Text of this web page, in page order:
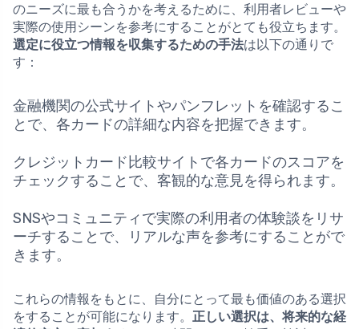
のニーズに最も合うかを考えるために、利用者レビューや
実際の使用シーンを参考にすることがとても役立ちます。
選定に役立つ情報を収集するための手法は以下の通りで
す：
金融機関の公式サイトやパンフレットを確認するこ
とで、各カードの詳細な内容を把握できます。
クレジットカード比較サイトで各カードのスコアを
チェックすることで、客観的な意見を得られます。
SNSやコミュニティで実際の利用者の体験談をリサ
ーチすることで、リアルな声を参考にすることがで
きます。
これらの情報をもとに、自分にとって最も価値のある選択
をすることが可能になります。 正しい選択は、将来的な経